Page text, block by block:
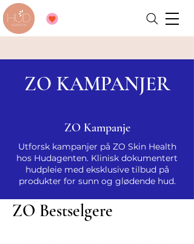
ZO KAMPANJER
ZO Kampanje
Utforsk kampanjer på ZO Skin Health
hos Hudagenten. Klinisk dokumentert
hudpleie med eksklusive tilbud på
produkter for sunn og glødende hud.
ZO Bestselgere